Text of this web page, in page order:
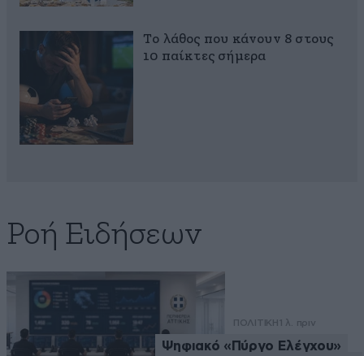
Το λάθος που κάνουν 8 στους
10 παίκτες σήμερα
Ροή Ειδήσεων
ΠΟΛΙΤΙΚΗ 1 λ. πριν
Ψηφιακό «Πύργο Ελέγχου»